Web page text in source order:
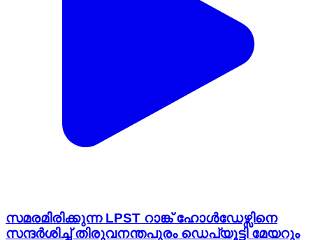
സമരമിരിക്കുന്ന LPST റാങ്ക് ഹോൾഡേഴ്സിനെ
സന്ദർശിച്ച് തിരുവനന്തപുരം ഡെപ്യൂട്ടി മേയറും